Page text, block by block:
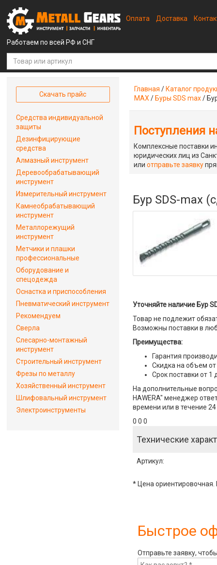
Работаем по всей РФ и СНГ
Оплата Доставка
Главная / Каталог
MAX / Буры SDS max/
Поступления
Комплексные поставки
юридических лиц из
илиотправьте заявку
Бур SDS-max
Уточняйте наличие Бур
Товар не подлежит
Возможны поставки в
Преимущества:
Гарантия
Скидка на объем от
Срок поставки от 1
На дополнительные
HAWERA" менеджер
времени или в течение
0 0 0
Технические
Артикул:
* Цена ориентировочная.
Быстрое
Отправьте заявку,
Скачать прайс
Средства индивидуальной
защиты
Дезинфицирующие
средства
Алмазный инструмент
Деревообрабатывающий
инструмент
Измерительный инструмент
Камнеобрабатывающий
инструмент
Металлорежущий
инструмент
Метчики и плашки
профессиональные
Оборудование и
спецодежда
Оснастка и приспособления
Пневматический инструмент
Рекомендуем
Сверла
Слесарно-монтажный
инструмент
Строительный инструмент
Фрезы по металлу
Хозяйственный инструмент
Шлифовальный инструмент
Электроинструменты